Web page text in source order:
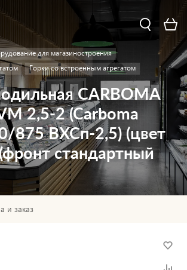
для магазиностроения
Горки со встроенным агрегатом
CARBOMA
2,5-2 (Carboma
875 ВХСп-2,5) (цвет
стандартный
и заказ